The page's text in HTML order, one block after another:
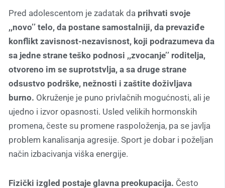
Pred adolescentom je zadatak da prihvati svoje
,,novo’’ telo, da postane samostalniji, da prevaziđe
konflikt zavisnost-nezavisnost, koji podrazumeva da
sa jedne strane teško podnosi ,,zvocanje’’ roditelja,
otvoreno im se suprotstvlja, a sa druge strane
odsustvo podrške, nežnosti i zaštite doživljava
burno. Okruženje je puno privlačnih mogućnosti, ali je
ujedno i izvor opasnosti. Usled velikih hormonskih
promena, česte su promene raspoloženja, pa se javlja
problem kanalisanja agresije. Sport je dobar i poželjan
način izbacivanja viška energije.
Fizički izgled postaje glavna preokupacija. Često